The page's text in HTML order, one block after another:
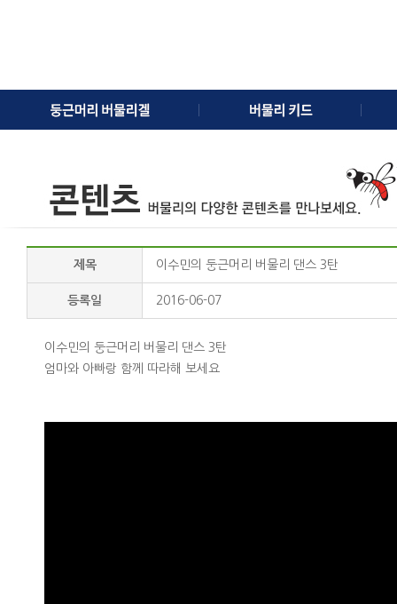
제목 이수민의 둥근머리 버물리 댄스 3탄
등록일 2016-06-07
이수민의 둥근머리 버물리 댄스 3탄
엄마와 아빠랑 함께 따라해 보세요